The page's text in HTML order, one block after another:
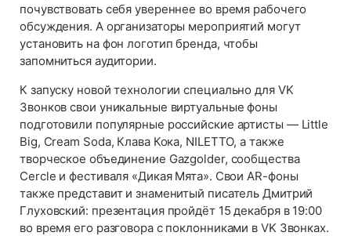
почувствовать себя увереннее во время рабочего
обсуждения. А организаторы мероприятий могут
установить на фон логотип бренда, чтобы
запомниться аудитории.
К запуску новой технологии специально для VK
Звонков свои уникальные виртуальные фоны
подготовили популярные российские артисты — Little
Big, Cream Soda, Клава Кока, NILETTO, а также
творческое объединение Gazgolder, сообщества
Cercle и фестиваля «Дикая Мята». Свои AR-фоны
также представит и знаменитый писатель Дмитрий
Глуховский: презентация пройдёт 15 декабря в 19:00
во время его разговора с поклонниками в VK Звонках.